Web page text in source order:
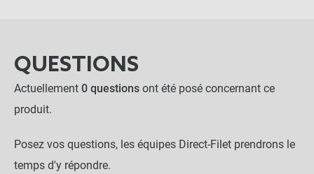
QUESTIONS
Actuellement 0 questions ont été posé concernant ce
produit.
Posez vos questions, les équipes Direct-Filet prendrons le
temps d'y répondre.